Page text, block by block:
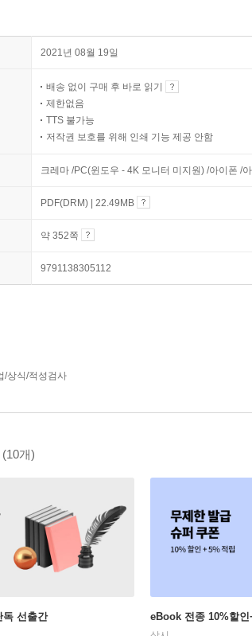
2021년 08월 19일
배송 없이 구매 후 바로 읽기
제한없음
TTS 불가능
저작권 보호를 위해 인쇄 기능 제공 안함
크레마 /PC(윈도우 - 4K 모니터 미지원) /아이폰 /
PDF(DRM) | 22.49MB
약 352쪽
9791138305112
/상식/적성검사
(10개)
독 선출간 eBook 전종 10%할